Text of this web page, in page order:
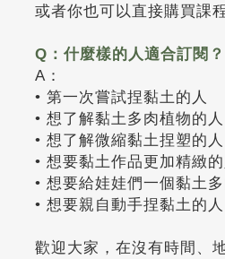
或者你也可以直接購買課
Q：什麼樣的人適合訂閱？
A：
• 第一次嘗試捏黏土的人
• 想了解黏土多肉植物的人
• 想了解微縮黏土捏塑的人
• 想要黏土作品更加精緻的
• 想要給娃娃們一個黏土
• 想要親自動手捏黏土的人
歡迎大家，在沒有時間、